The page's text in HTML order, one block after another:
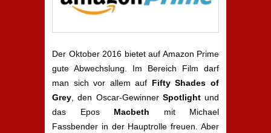
Der Oktober 2016 bietet auf Amazon Prime
gute Abwechslung. Im Bereich Film darf
man sich vor allem auf Fifty Shades of
Grey , den Oscar-Gewinner Spotlightund
das Epos Macbeth mit Michael
Fassbender in der Hauptrolle freuen. Aber